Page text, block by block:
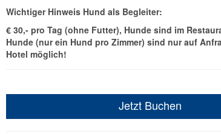
Wichtiger Hinweis Hund als Begleiter:
€ 30,- pro Tag (ohne Futter), Hunde sind im
Hunde (nur ein Hund pro Zimmer) sind nur auf
Hotel möglich!
Jetzt Buchen